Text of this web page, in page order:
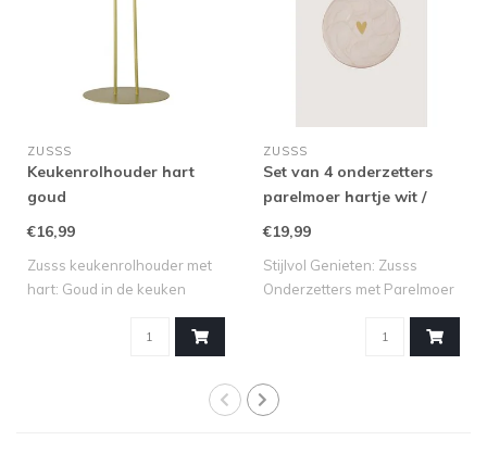
ZUSSS
Keukenrolhouder hart
goud
€16,99
Zusss keukenrolhouder met
hart: Goud in de keuken
ZUSSS
Set van 4 onderzetters
parelmoer hartje wit /
€19,99
Stijlvol Genieten: Zusss
Onderzetters met Parelmoer